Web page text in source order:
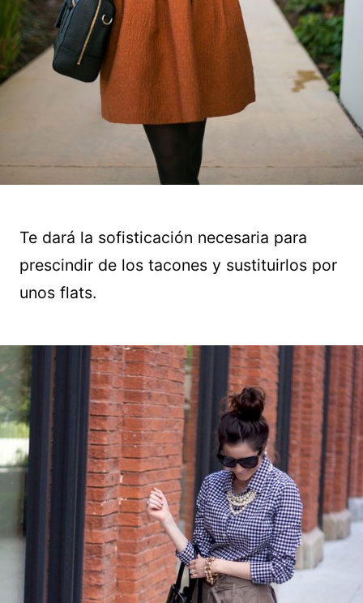
Te dará la sofisticación necesaria para
prescindir de los tacones y sustituirlos por
unos flats.